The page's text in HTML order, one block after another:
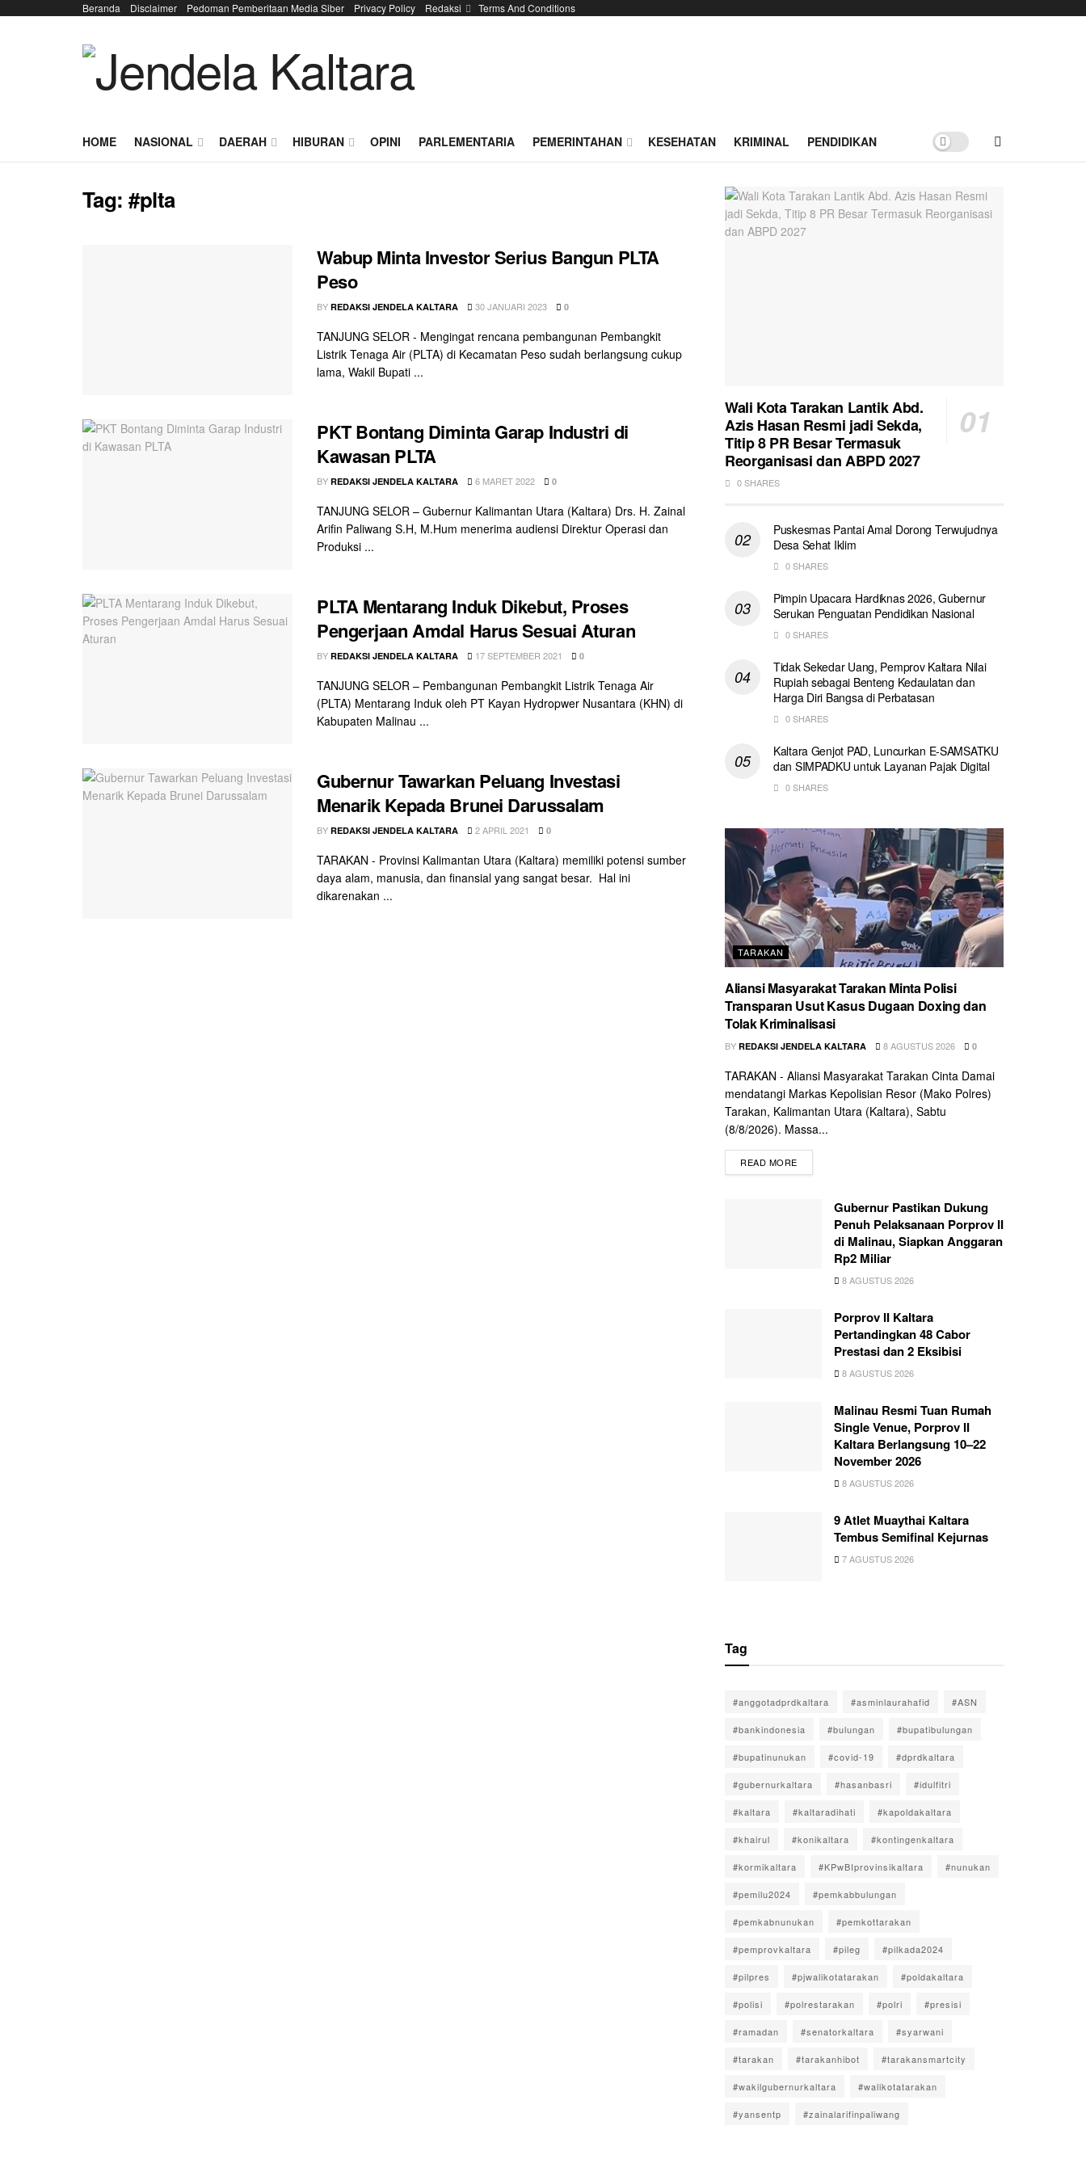
Beranda Disclaimer Pedoman Pemberitaan Media Siber Privacy Policy Redaksi Terms And Conditions
HOME NASIONAL DAERAH HIBURAN OPINI PARLEMENTARIA PEMERINTAHAN KESEHATAN KRIMINAL PENDIDIKAN
Tag:#plta
Wabup Minta Investor Serius Bangun PLTA
Peso
BY REDAKSI JENDELA KALTARA 30 JANUARI 2023 0
TANJUNG SELOR - Mengingat rencana pembangunan Pembangkit
Listrik Tenaga Air (PLTA) di Kecamatan Peso sudah berlangsung cukup
lama, Wakil Bupati ...
PKT Bontang Diminta Garap Industri di
Kawasan PLTA
BY REDAKSI JENDELA KALTARA 6 MARET 2022 0
TANJUNG SELOR – Gubernur Kalimantan Utara (Kaltara) Drs. H. Zainal
Arifin Paliwang S.H, M.Hum menerima audiensi Direktur Operasi dan
Produksi ...
PLTA Mentarang Induk Dikebut, Proses
Pengerjaan Amdal Harus Sesuai Aturan
BY REDAKSI JENDELA KALTARA 17 SEPTEMBER 2021 0
TANJUNG SELOR – Pembangunan Pembangkit Listrik Tenaga Air
(PLTA) Mentarang Induk oleh PT Kayan Hydropwer Nusantara (KHN) di
Kabupaten Malinau ...
Gubernur Tawarkan Peluang Investasi
Menarik Kepada Brunei Darussalam
BY REDAKSI JENDELA KALTARA 2 APRIL 2021 0
TARAKAN - Provinsi Kalimantan Utara (Kaltara) memiliki potensi sumber
daya alam, manusia, dan finansial yang sangat besar. Hal ini
dikarenakan ...
Wali Kota Tarakan Lantik Abd.
Azis Hasan Resmi jadi Sekda,
Titip 8 PR Besar Termasuk
Reorganisasi dan ABPD 2027
0 SHARES
Puskesmas Pantai Amal Dorong Terwujudnya
Desa Sehat Iklim
0 SHARES
Pimpin Upacara Hardiknas 2026, Gubernur
Serukan Penguatan Pendidikan Nasional
0 SHARES
Tidak Sekedar Uang, Pemprov Kaltara Nilai
Rupiah sebagai Benteng Kedaulatan dan
Harga Diri Bangsa di Perbatasan
0 SHARES
Kaltara Genjot PAD, Luncurkan E-SAMSATKU
dan SIMPADKU untuk Layanan Pajak Digital
0 SHARES
TARAKAN
Aliansi Masyarakat Tarakan Minta Polisi
Transparan Usut Kasus Dugaan Doxing dan
Tolak Kriminalisasi
BY REDAKSI JENDELA KALTARA 8 AGUSTUS 2026 0
TARAKAN - Aliansi Masyarakat Tarakan Cinta Damai
mendatangi Markas Kepolisian Resor (Mako Polres)
Tarakan, Kalimantan Utara (Kaltara), Sabtu
(8/8/2026). Massa...
READ MORE
Gubernur Pastikan Dukung
Penuh Pelaksanaan Porprov II
di Malinau, Siapkan Anggaran
Rp2 Miliar
8 AGUSTUS 2026
Porprov II Kaltara
Pertandingkan 48 Cabor
Prestasi dan 2 Eksibisi
8 AGUSTUS 2026
Malinau Resmi Tuan Rumah
Single Venue, Porprov II
Kaltara Berlangsung 10–22
November 2026
8 AGUSTUS 2026
9 Atlet Muaythai Kaltara
Tembus Semifinal Kejurnas
7 AGUSTUS 2026
Tag
#anggotadprdkaltara #asminlaurahafid #ASN
#bankindonesia #bulungan #bupatibulungan
#bupatinunukan #covid-19 #dprdkaltara
#gubernurkaltara #hasanbasri #idulfitri
#kaltara #kaltaradihati #kapoldakaltara
#khairul #konikaltara #kontingenkaltara
#kormikaltara #KPwBIprovinsikaltara #nunukan
#pemilu2024 #pemkabbulungan
#pemkabnunukan #pemkottarakan
#pemprovkaltara #pileg #pilkada2024
#pilpres #pjwalikotatarakan #poldakaltara
#polisi #polrestarakan #polri #presisi
#ramadan #senatorkaltara #syarwani
#tarakan #tarakanhibot #tarakansmartcity
#wakilgubernurkaltara #walikotatarakan
#yansentp #zainalarifinpaliwang